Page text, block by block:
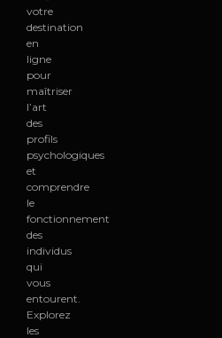
votre
destination
en
ligne
pour
maîtriser
l’art
des
profils
psychologiques
et
comprendre
le
fonctionnement
des
individus
qui
vous
entourent.
Explorez
les